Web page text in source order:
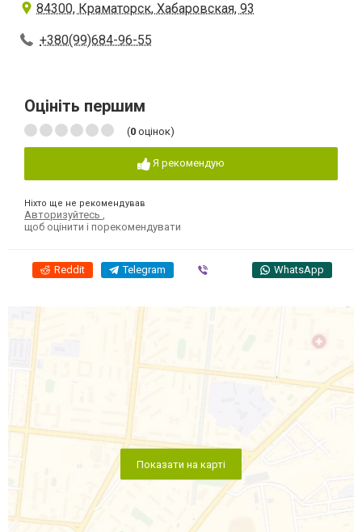
84300, Краматорск, Хабаровская, 93
+380(99)684-96-55
Оцініть першим
(0 оцінок)
Я рекомендую
Ніхто ще не рекомендував
Авторизуйтесь
щоб оцінити і порекомендувати
Reddit Telegram WhatsApp
Показати на карті